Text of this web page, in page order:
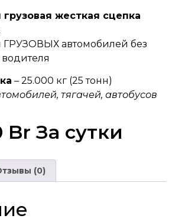
жесткая сцепка
ГРУЗОВЫХ автомобилей без
водителя
– 25.000 кг (25 тонн)
тягачей, автобусов
Br За сутки
(0)